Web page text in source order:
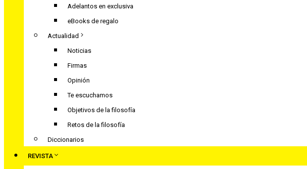
Adelantos en exclusiva
eBooks de regalo
Actualidad
Noticias
Firmas
Opinión
Te escuchamos
Objetivos de la filosofía
Retos de la filosofía
Diccionarios
REVISTA